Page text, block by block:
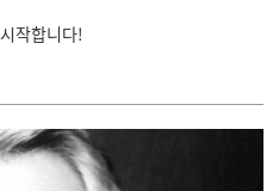
작합니다!